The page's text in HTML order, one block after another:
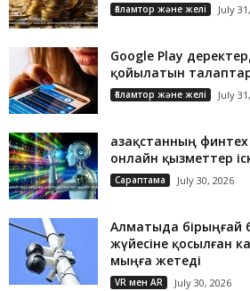
Ғаламтор және желі July
Google Play
қойылатын
Ғаламтор және желі July
Қазақстанның
онлайн қызметтер
Сараптама July 30, 2026
Алматыда бірыңғай
жүйесіне қосылған
мыңға жетеді
VR мен AR July 30, 2026